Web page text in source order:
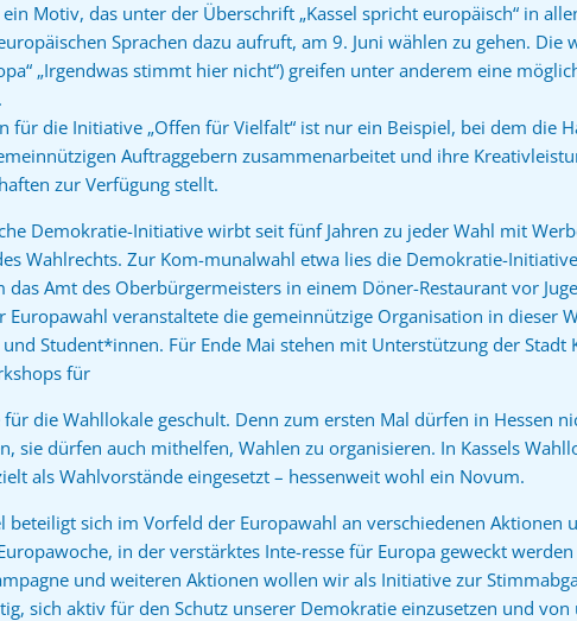
Motiv, das unter der Überschrift „Kassel spricht europäisch“ in
Sprachen dazu aufruft, am 9. Juni wählen zu gehen. Die
„Irgendwas stimmt hier nicht“) greifen unter anderem eine
für die Initiative „Offen für Vielfalt“ ist nur ein Beispiel, bei dem die
Auftraggebern zusammenarbeitet und ihre
zur Verfügung stellt.
Demokratie-Initiative wirbt seit fünf Jahren zu jeder Wahl mit
Wahlrechts. Zur Kom-munalwahl etwa lies die Demokratie-
das Amt des Oberbürgermeisters in einem Döner-Restaurant vor
Europawahl veranstaltete die gemeinnützige Organisation in dieser
Student*innen. Für Ende Mai stehen mit Unterstützung der Stadt
für
die Wahllokale geschult. Denn zum ersten Mal dürfen in Hessen
sie dürfen auch mithelfen, Wahlen zu organisieren. In Kassels
als Wahlvorstände eingesetzt – hessenweit wohl ein Novum.
beteiligt sich im Vorfeld der Europawahl an verschiedenen Aktionen
in der verstärktes Inte-resse für Europa geweckt
und weiteren Aktionen wollen wir als Initiative zur
sich aktiv für den Schutz unserer Demokratie einzusetzen und